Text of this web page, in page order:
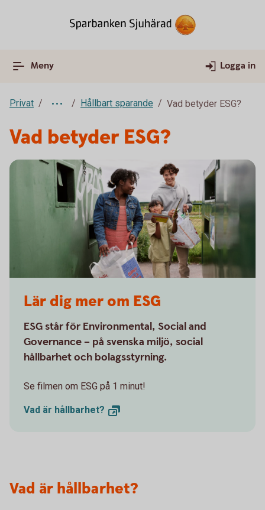
Meny Logga in
Privat Hållbart sparande Vad betyder ESG?
Vad betyder ESG?
Lär dig mer om ESG
ESG står för Environmental, Social and
Governance – på svenska miljö, social
hållbarhet och bolagsstyrning.
Se filmen om ESG på 1 minut!
Vad är hållbarhet?
Vad är hållbarhet?